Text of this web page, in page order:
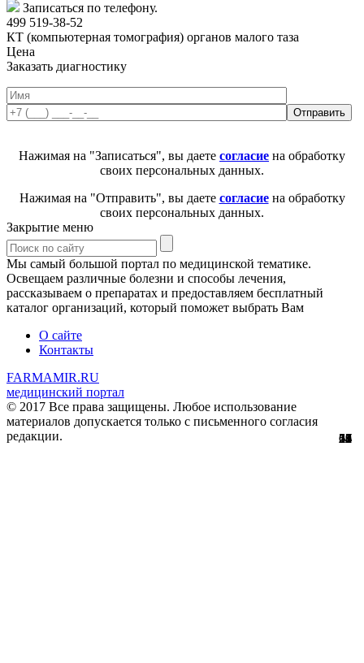
28
22
2
24
7
11
51
56
2
29
61
3
4
12
8
67
Записаться по телефону.
499 519-38-52
КТ (компьютерная томография) органов малого таза
Цена
Заказать диагностику
Нажимая на "Записаться", вы даете согласие на обработку
своих персональных данных.
Нажимая на "Отправить", вы даете согласиена обработку
своих персональных данных.
Закрытие меню
Мы самый большой портал по медицинской тематике.
Освещаем различные болезни и способы лечения,
рассказываем о препаратах и предоставляем бесплатный
каталог организаций, который поможет выбрать Вам
О сайте
Контакты
FARMAMIR.RU
медицинский портал
© 2017 Все права защищены. Любое использование
материалов допускается только с письменного согласия
редакции.